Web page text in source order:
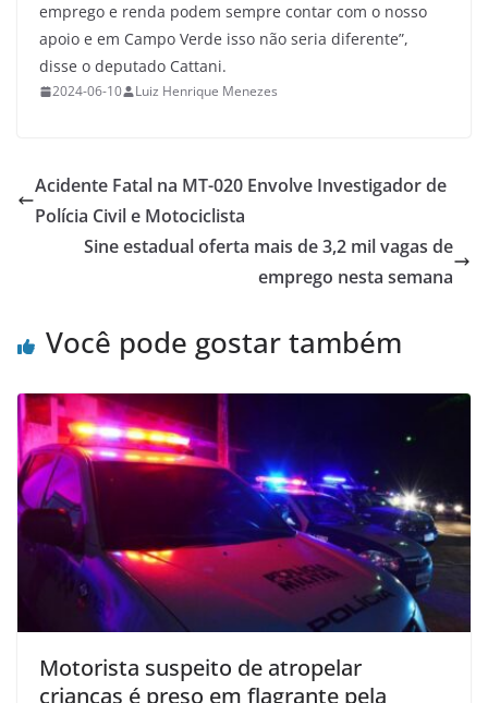
emprego e renda podem sempre contar com o nosso
apoio e em Campo Verde isso não seria diferente”,
disse o deputado Cattani.
2024-06-10 Luiz Henrique Menezes
Acidente Fatal na MT-020 Envolve Investigador de
Polícia Civil e Motociclista
Sine estadual oferta mais de 3,2 mil vagas de
emprego nesta semana
Você pode gostar também
Motorista suspeito de atropelar
crianças é preso em flagrante pela